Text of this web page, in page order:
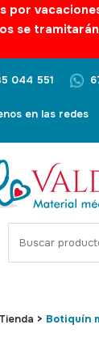
por
se
044 551
en las redes
S
e
Tienda > Botiquín